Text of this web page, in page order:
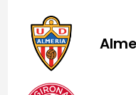
Bundesliga
Serie A